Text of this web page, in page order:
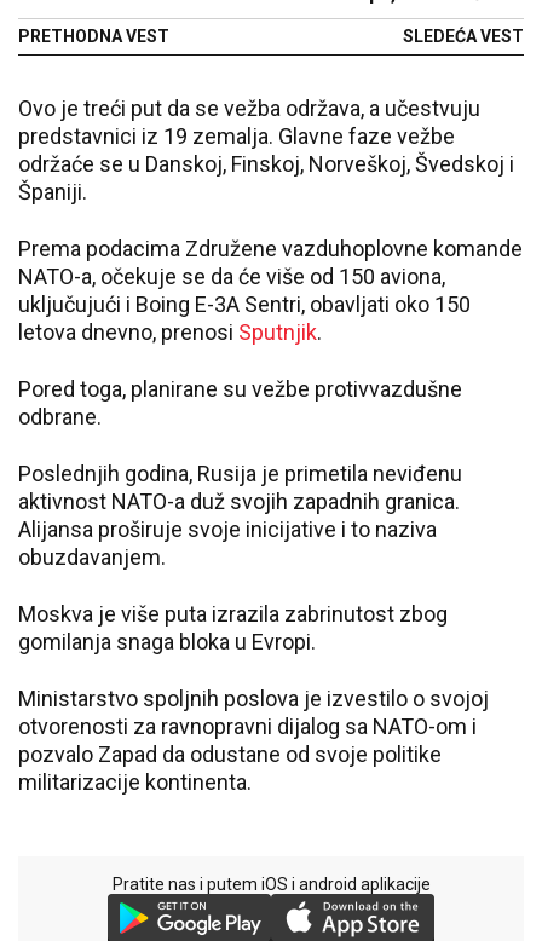
PRETHODNA VEST
meru?
SLEDEĆA VEST
Ovo je treći put da se vežba održava, a učestvuju
predstavnici iz 19 zemalja. Glavne faze vežbe
održaće se u Danskoj, Finskoj, Norveškoj, Švedskoj i
Španiji.
Prema podacima Združene vazduhoplovne komande
NATO-a, očekuje se da će više od 150 aviona,
uključujući i Boing E-3A Sentri, obavljati oko 150
letova dnevno, prenosi Sputnjik.
Pored toga, planirane su vežbe protivvazdušne
odbrane.
Poslednjih godina, Rusija je primetila neviđenu
aktivnost NATO-a duž svojih zapadnih granica.
Alijansa proširuje svoje inicijative i to naziva
obuzdavanjem.
Moskva je više puta izrazila zabrinutost zbog
gomilanja snaga bloka u Evropi.
Ministarstvo spoljnih poslova je izvestilo o svojoj
otvorenosti za ravnopravni dijalog sa NATO-om i
pozvalo Zapad da odustane od svoje politike
militarizacije kontinenta.
Pratite nas i putem iOS i android aplikacije